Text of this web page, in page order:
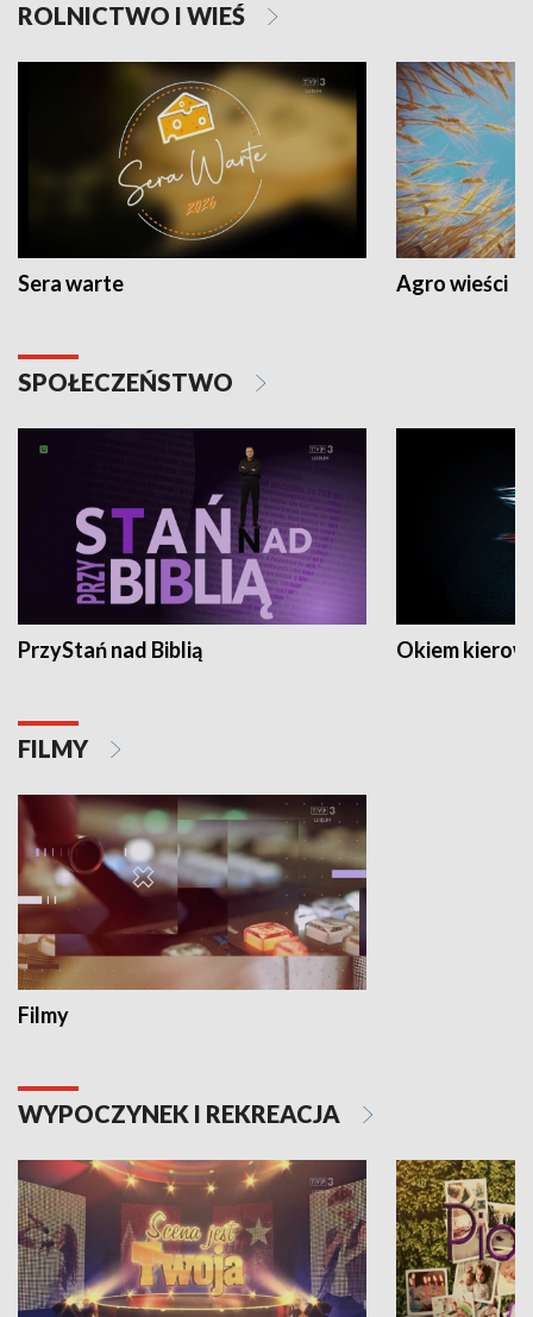
ROLNICTWO I WIEŚ
Sera warte Agro wieści
SPOŁECZEŃSTWO
PrzyStań nad Biblią Okiem
FILMY
Filmy
WYPOCZYNEK I REKREACJA